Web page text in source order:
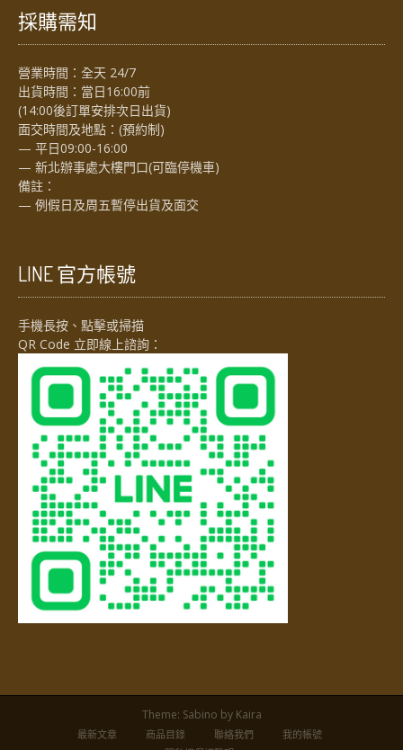
採購需知
營業時間：全天 24/7
出貨時間：當日16:00前
(14:00後訂單安排次日出貨)
面交時間及地點：(預約制)
— 平日09:00-16:00
— 新北辦事處大樓門口(可臨停機車)
備註：
— 例假日及周五暫停出貨及面交
LINE 官方帳號
手機長按、點擊或掃描
QR Code 立即線上諮詢：
Theme: Sabino by Kaira
最新文章 商品目錄 聯絡我們
我的帳號